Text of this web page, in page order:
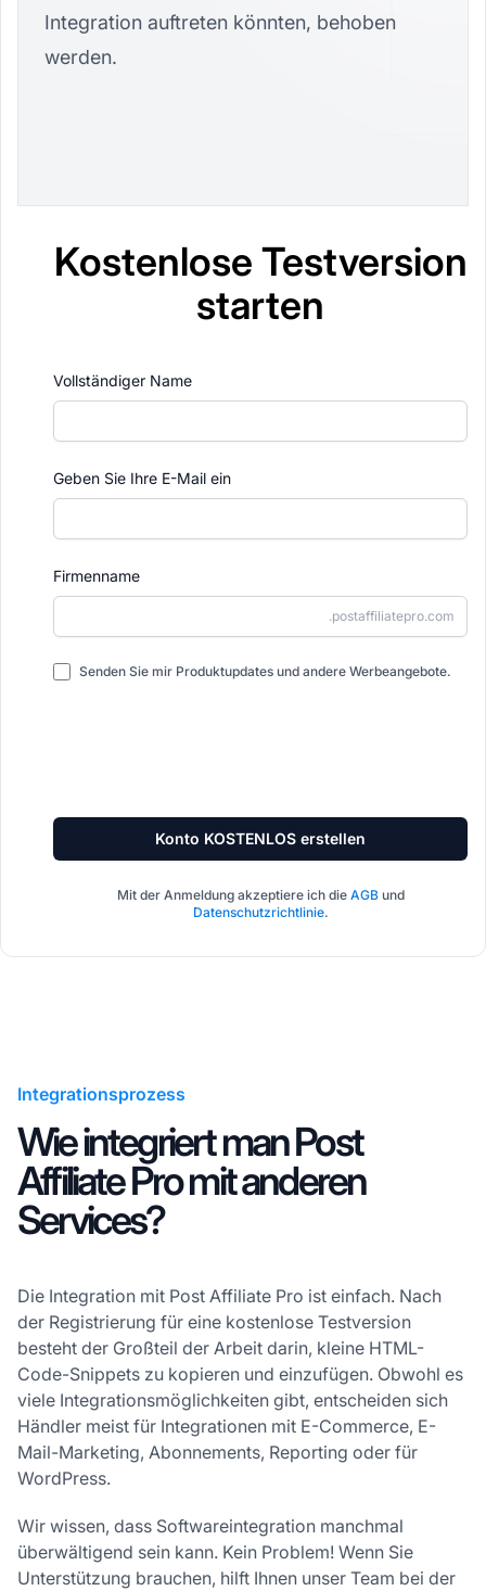
Integration auftreten könnten, behoben
werden.
Kostenlose Testversion
starten
Vollständiger Name
Geben Sie Ihre E-Mail ein
Firmenname
.postaffiliatepro.com
Senden Sie mir Produktupdates und andere Werbeangebote.
Konto KOSTENLOS erstellen
Mit der Anmeldung akzeptiere ich die AGBund
Datenschutzrichtlinie.
Integrationsprozess
Wie integriert man Post
Affiliate Pro mit anderen
Services?
Die Integration mit Post Affiliate Pro ist einfach. Nach
der Registrierung für eine kostenlose Testversion
besteht der Großteil der Arbeit darin, kleine HTML-
Code-Snippets zu kopieren und einzufügen. Obwohl es
viele Integrationsmöglichkeiten gibt, entscheiden sich
Händler meist für Integrationen mit E-Commerce, E-
Mail-Marketing, Abonnements, Reporting oder für
WordPress.
Wir wissen, dass Softwareintegration manchmal
überwältigend sein kann. Kein Problem! Wenn Sie
Unterstützung brauchen, hilft Ihnen unser Team bei der